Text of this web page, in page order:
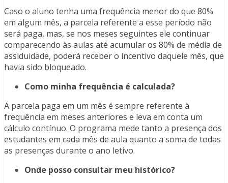
Caso o aluno tenha uma frequência menor do que 80%
em algum mês, a parcela referente a esse período não
será paga, mas, se nos meses seguintes ele continuar
comparecendo às aulas até acumular os 80% de média de
assiduidade, poderá receber o incentivo daquele mês, que
havia sido bloqueado.
Como minha frequência é calculada?
A parcela paga em um mês é sempre referente à
frequência em meses anteriores e leva em conta um
cálculo contínuo. O programa mede tanto a presença dos
estudantes em cada mês de aula quanto a soma de todas
as presenças durante o ano letivo.
Onde posso consultar meu histórico?